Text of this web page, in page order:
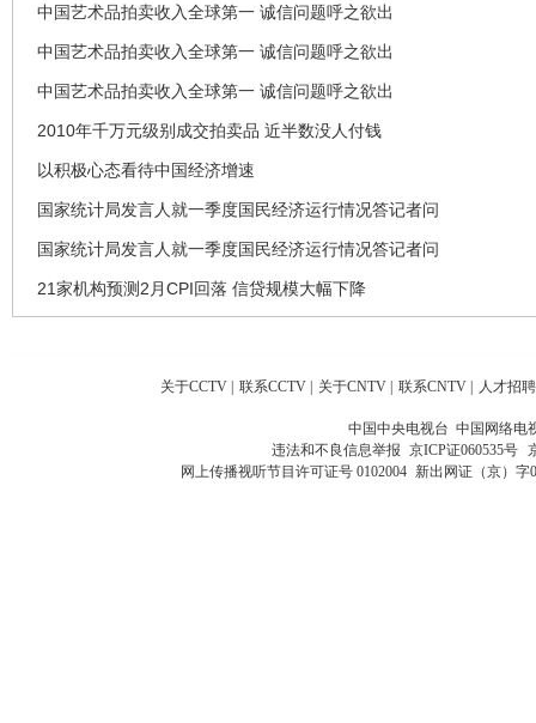
中国艺术品拍卖收入全球第一 诚信问题呼之欲出
中国艺术品拍卖收入全球第一 诚信问题呼之欲出
中国艺术品拍卖收入全球第一 诚信问题呼之欲出
2010年千万元级别成交拍卖品 近半数没人付钱
以积极心态看待中国经济增速
国家统计局发言人就一季度国民经济运行情况答记者问
国家统计局发言人就一季度国民经济运行情况答记者问
21家机构预测2月CPI回落 信贷规模大幅下降
关于CCTV | 联系CCTV | 关于CNTV | 联系CNTV | 人才招聘
中国中央电视台 中国网络电
违法和不良信息举报 京ICP证060535号
网上传播视听节目许可证号 0102004 新出网证（京）